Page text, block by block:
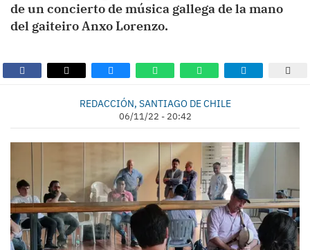
de un concierto de música gallega de la mano
del gaiteiro Anxo Lorenzo.
REDACCIÓN, SANTIAGO DE CHILE
06/11/22 - 20:42